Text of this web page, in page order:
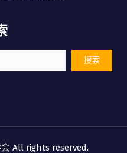
All rights reserved.